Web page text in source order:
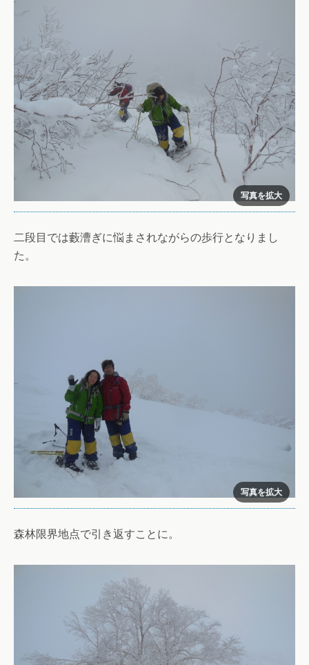
二段目では藪漕ぎに悩まされながらの歩行となりまし
た。
森林限界地点で引き返すことに。